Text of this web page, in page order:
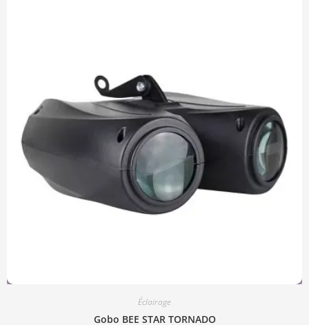
Éclairage
Gobo BEE STAR TORNADO